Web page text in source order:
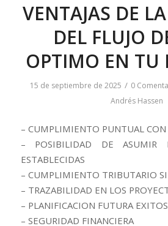
VENTAJAS DE
DEL FLUJO
OPTIMO EN TU
15 de septiembre de 2025 / 0
Andrés Hassen
– CUMPLIMIENTO PUNTUAL CON
– POSIBILIDAD DE ASUMIR
ESTABLECIDAS
– CUMPLIMIENTO TRIBUTARIO
– TRAZABILIDAD EN LOS
– PLANIFICACION FUTURA
– SEGURIDAD FINANCIERA